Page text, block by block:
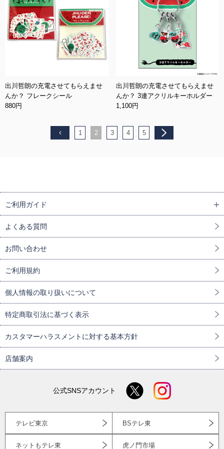
出川哲朗の充電させてもらえませ
んか？ フレークシール
880円
出川哲朗の充電させてもらえませ
んか？ 3連アクリルキーホルダー
1,100円
1 2 3 4 5
ご利用ガイド
よくある質問
お問い合わせ
ご利用規約
個人情報の取り扱いについて
特定商取引法に基づく表示
カスタマーハラスメントに対する基本方針
店舗案内
公式SNSアカウント
テレビ東京 BSテレ東
ネットもテレ東 虎ノ門市場